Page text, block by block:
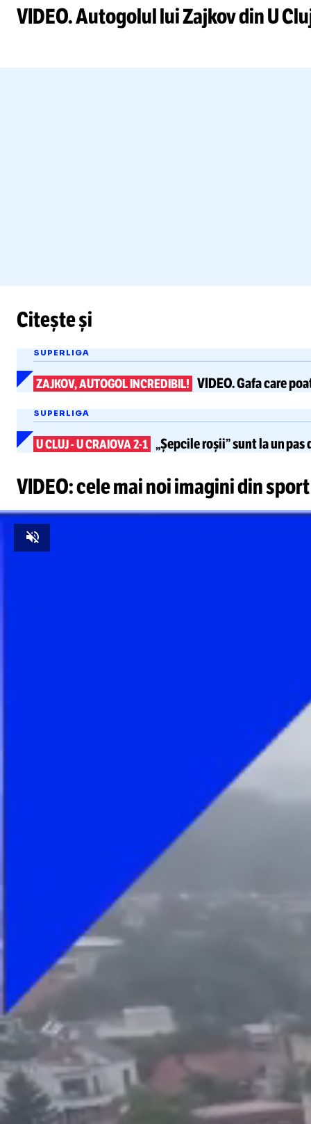
VIDEO. Autogolul lui Zajkov din U
Citește și
SUPERLIGA
ZAJKOV, AUTOGOL INCREDIBIL! VIDEO.Gafa care
SUPERLIGA
U CLUJ-U CRAIOVA 2-1 „Șepcile roșii” suntla un pas
VIDEO: cele mai noi imagini din sport
Unmute